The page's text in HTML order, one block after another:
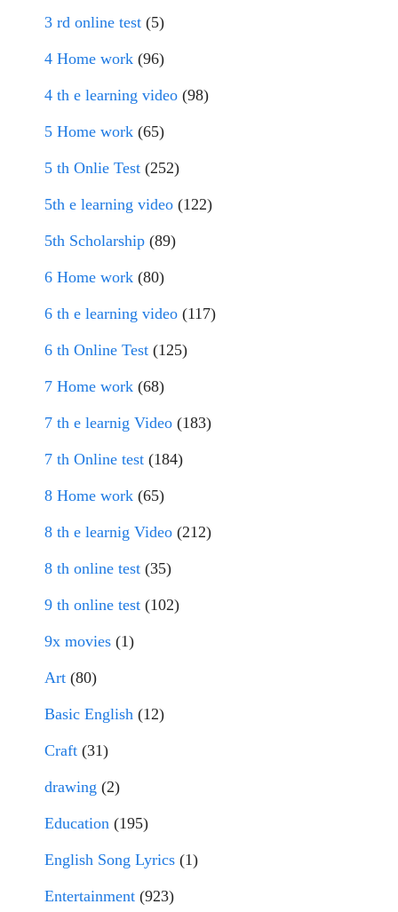
3 rd online test (5)
4 Home work (96)
4 th e learning video (98)
5 Home work (65)
5 th Onlie Test (252)
5th e learning video (122)
5th Scholarship (89)
6 Home work (80)
6 th e learning video (117)
6 th Online Test (125)
7 Home work (68)
7 th e learnig Video (183)
7 th Online test (184)
8 Home work (65)
8 th e learnig Video (212)
8 th online test (35)
9 th online test (102)
9x movies (1)
Art (80)
Basic English (12)
Craft (31)
drawing (2)
Education (195)
English Song Lyrics (1)
Entertainment (923)